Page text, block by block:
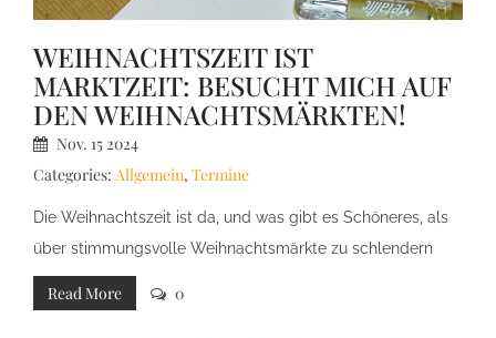
WEIHNACHTSZEIT IST
MARKTZEIT: BESUCHT MICH AUF
DEN WEIHNACHTSMÄRKTEN!
Nov. 15 2024
Categories: Allgemein, Termine
Die Weihnachtszeit ist da, und was gibt es Schöneres, als
über stimmungsvolle Weihnachtsmärkte zu schlendern
und handgefertigte Schätze zu entdecken? Auch dieses
Mal findet ihr mich auf verschieden Weihnachtsmärkten
Read More 0